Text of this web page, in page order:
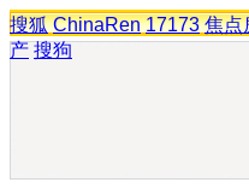
搜狐 ChinaRen 17173 焦点
产 搜狗